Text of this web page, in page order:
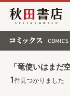
秋田書店
「竜使いはまだ
1件見つかりました